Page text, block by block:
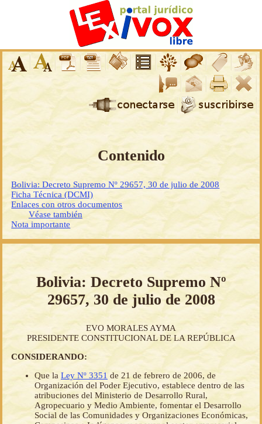
Contenido
Bolivia: Decreto Supremo Nº 29657, 30 de julio de 2008
Ficha Técnica (DCMI)
Enlaces con otros documentos
Véase también
Nota importante
Bolivia: Decreto Supremo Nº
29657, 30 de julio de 2008
EVO MORALES AYMA
PRESIDENTE CONSTITUCIONAL DE LA REPÚBLICA
CONSIDERANDO:
Que la Ley Nº 3351 de 21 de febrero de 2006, de
Organización del Poder Ejecutivo, establece dentro de las
atribuciones del Ministerio de Desarrollo Rural,
Agropecuario y Medio Ambiente, fomentar el Desarrollo
Social de las Comunidades y Organizaciones Económicas,